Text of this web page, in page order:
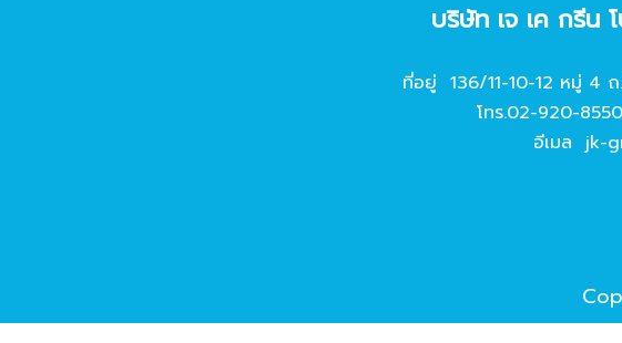
บริษัท เจ เค กรีน
ที่อยู่ 136/11-10-12 หมู่ 4 ถ
โทร.02-920-8550
อีเมล jk-